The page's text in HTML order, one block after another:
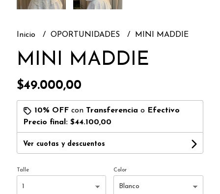
Inicio OPORTUNIDADES MINI MADDIE
MINI MADDIE
$49.000,00
10% OFFcon Transferencia o Efectivo
Precio final: $44.100,00
Ver cuotas y descuentos
Talle Color